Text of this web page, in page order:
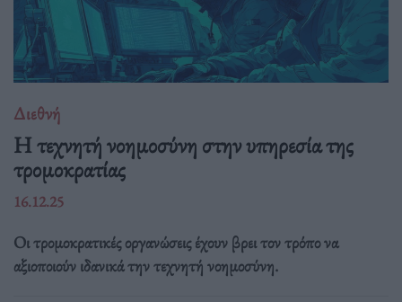
Διεθνή
Η τεχνητή νοημοσύνη στην υπηρεσία της
τρομοκρατίας
16.12.25
Οι τρομοκρατικές οργανώσεις έχουν βρει τον τρόπο να
αξιοποιούν ιδανικά την τεχνητή νοημοσύνη.